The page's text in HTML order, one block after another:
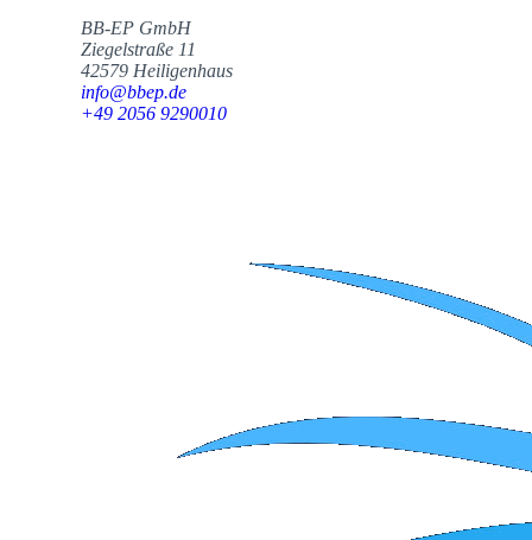
BB-EP GmbH
Ziegelstraße 11
42579 Heiligenhaus
info@bbep.de
+49 2056 9290010